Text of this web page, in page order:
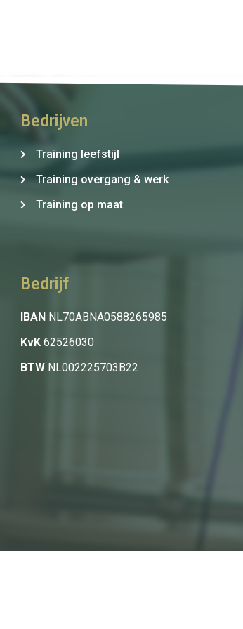
Bedrijven
Training leefstijl
Training overgang & werk
Training op maat
Bedrijf
IBAN NL70ABNA0588265985
KvK62526030
BTWNL002225703B22